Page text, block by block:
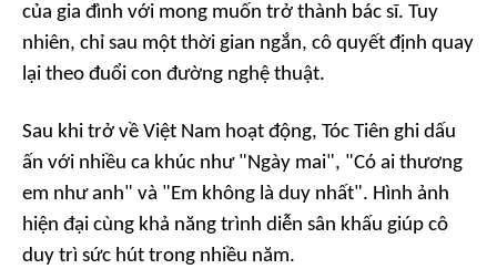
của gia đình với mong muốn trở thành bác sĩ. Tuy
nhiên, chỉ sau một thời gian ngắn, cô quyết định quay
lại theo đuổi con đường nghệ thuật.
Sau khi trở về Việt Nam hoạt động, Tóc Tiên ghi dấu
ấn với nhiều ca khúc như "Ngày mai", "Có ai thương
em như anh" và "Em không là duy nhất". Hình ảnh
hiện đại cùng khả năng trình diễn sân khấu giúp cô
duy trì sức hút trong nhiều năm.